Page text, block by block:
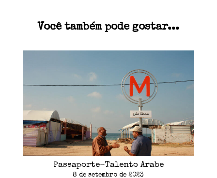
Você também pode gostar...
Passaporte-Talento Arabe
8 de setembro de 2023